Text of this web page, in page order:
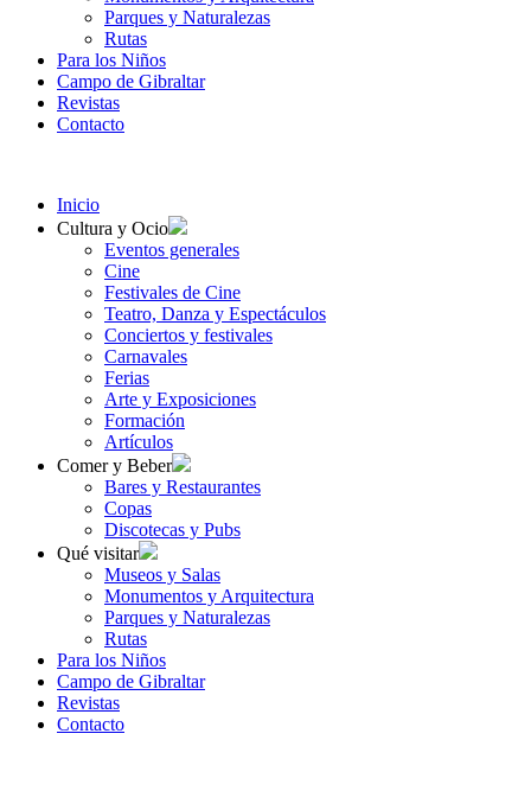
Parques y Naturalezas
Rutas
Para los Niños
Campo de Gibraltar
Revistas
Contacto
Inicio
Cultura y Ocio
Eventos generales
Cine
Festivales de Cine
Teatro, Danza y Espectáculos
Conciertos y festivales
Carnavales
Ferias
Arte y Exposiciones
Formación
Artículos
Comer y Beber
Bares y Restaurantes
Copas
Discotecas y Pubs
Qué visitar
Museos y Salas
Monumentos y Arquitectura
Parques y Naturalezas
Rutas
Para los Niños
Campo de Gibraltar
Revistas
Contacto